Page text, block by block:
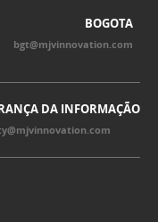
BOGOTA
bgt@mjvinnovation.com
DA INFORMAÇÃO